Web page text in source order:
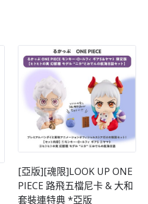
[亞版][魂限]LOOK UP ONE
PIECE 路飛五檔尼卡 & 大和
套裝連特典 *亞版